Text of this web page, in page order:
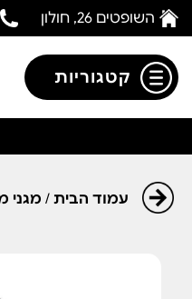
השופטים 26, חולון
קטגוריות
עמוד הבית / מגני